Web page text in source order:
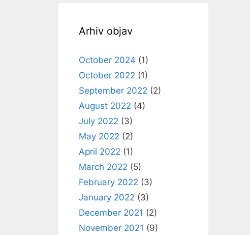
Arhiv objav
October 2024 (1)
October 2022 (1)
September 2022 (2)
August 2022 (4)
July 2022 (3)
May 2022 (2)
April 2022 (1)
March 2022 (5)
February 2022 (3)
January 2022 (3)
December 2021 (2)
November 2021 (9)